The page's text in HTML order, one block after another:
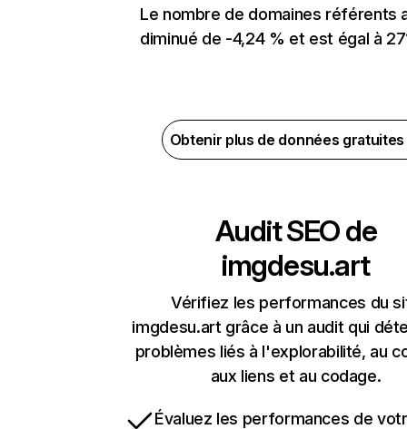
Le nombre de domaines référents
diminué de -4,24 % et est égal à
Obtenir plus de données
Audit SEO de
imgdesu.art
Vérifiez les performances du
imgdesu.art grâce à un audit qui
problèmes liés à l'explorabilité, au
aux liens et au codage.
Évaluez les performances de